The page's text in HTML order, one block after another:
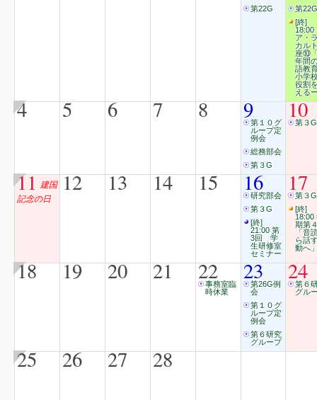
第22G
第22G
[終]
18:00
ア・
カル
座⑩
年間
語教
小学
役割
える
4 5 6 7 8 9第１０グ
ループ定
例会
総務部会
第３G
10
第３G
11 建国
記念の日
12 13 14 15 16
研究部会
第３G
[終]
21:00 第
3回 学
生研修室
セミナー
17
第３G
[終]
18:00
期第
「音
ら話
動へ
18 19 20 21 22
事務室臨
時休業
23
第26G例
会
第１０グ
ループ定
例会
第６研究
グループ
24
第６
グル
25 26 27 28